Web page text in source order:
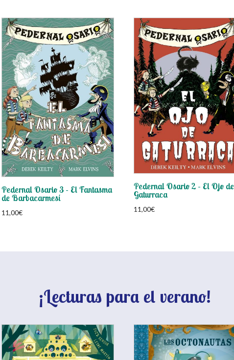
Pedernal Osario 3 – El Fantasma
de Barbacarmesí
11,00€
Pedernal Osario 2 – El Ojo de
Gaturraca
11,00€
¡Lecturas para el verano!